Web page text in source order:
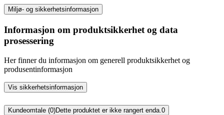
Miljø- og sikkerhetsinformasjon
Informasjon om produktsikkerhet og data
prosessering
Her finner du informasjon om generell produktsikkerhet og
produsentinformasjon
Vis sikkerhetsinformasjon
Kundeomtale (0)Dette produktet er ikke rangert enda.0